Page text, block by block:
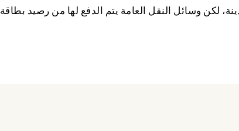
لكن وسائل النقل العامة يتم الدفع لها من رصيد بطاقة